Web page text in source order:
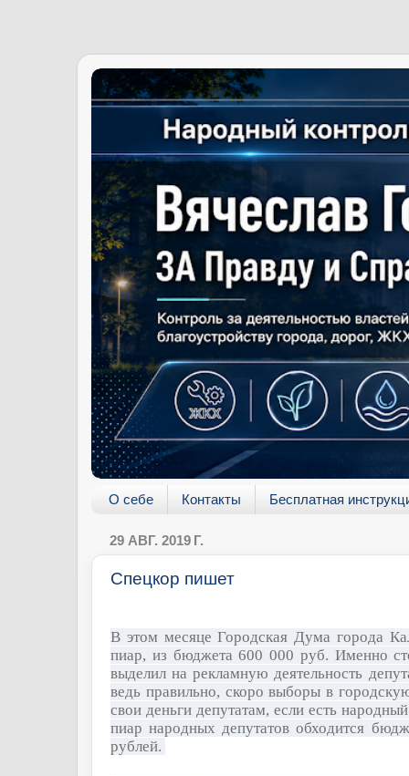
О себе Контакты Бесплатная
29 АВГ. 2019 Г.
Спецкор пишет
В этом месяце Городская Дума города
пиар, из бюджета 600 000 руб. Именно
выделил на рекламную деятельность
ведь правильно, скоро выборы в
свои деньги депутатам, если есть
пиар народных депутатов обходится
рублей.